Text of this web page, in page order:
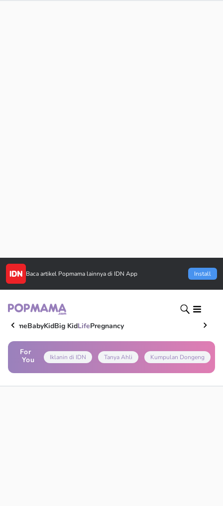
Baca artikel Popmama lainnya di IDN App Install
HomeBabyKidBig KidLifePregnancy
For
You
Iklanin di IDN Tanya Ahli Kumpulan Dongeng